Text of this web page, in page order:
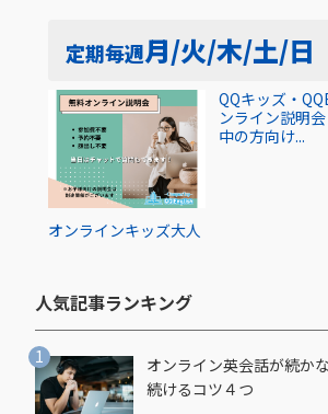
定期毎週月/火/木/土/日
オンラインキッズ大人
QQキッズ・
ンライン説明
中の方向け...
人気記事ランキング​
オンライン英会話が続か
続けるコツ４つ